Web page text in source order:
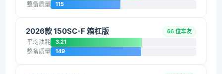
整备质量 115
2026款 150SC-F 箱杠版 66 位车友
平均油耗 3.21
整备质量 149